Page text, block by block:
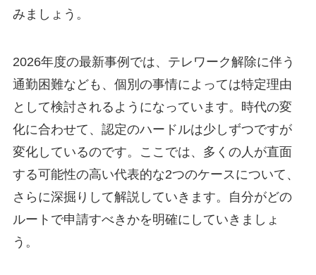
みましょう。
2026年度の最新事例では、テレワーク解除に伴う
通勤困難なども、個別の事情によっては特定理由
として検討されるようになっています。時代の変
化に合わせて、認定のハードルは少しずつですが
変化しているのです。ここでは、多くの人が直面
する可能性の高い代表的な2つのケースについて、
さらに深掘りして解説していきます。自分がどの
ルートで申請すべきかを明確にしていきましょ
う。